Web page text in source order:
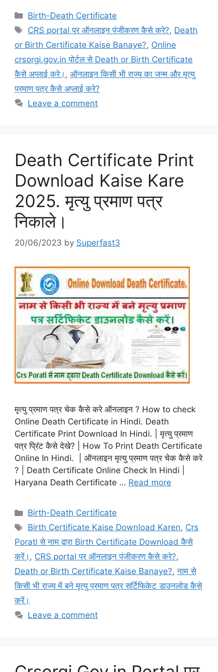
Categories
Birth-Death Certificate
Tags
CRS portal पर ऑनलाइन पंजीकरण कैसे करे?, Death
or Birth Certificate Kaise Banaye?, Online
crsorgi.gov.in पोर्टल से Death or Birth Certificate
कैसे अप्लाई करे। , ऑनलाइन किसी भी राज्य का जन्म और मृत्यु
प्रमाण पत्र कैसे अप्लाई करे?
Leave a comment
Death Certificate Print
Download Kaise Kare
2025. मृत्यु प्रमाण पत्र
निकाले।
20/06/2023 by Superfast3
मृत्यु प्रमाण पत्र चेक कैसे करे ऑनलाइन ? How to check
Online Death Certificate in Hindi. Death
Certificate Print Download In Hindi. | मृत्यु प्रमाण
पत्र प्रिंट कैसे देखे? | How To Print Death Certificate
Online In Hindi. | ऑनलाइन मृत्यु प्रमाण पत्र चेक कैसे करे
? | Death Certificate Online Check In Hindi |
Haryana Death Certificate … Read more
Categories
Birth-Death Certificate
Tags
Birth Certificate Kaise Download Karen, Crs
Poratl से नाम द्वारा Birth Certificate Download कैसे
करें। , CRS portal पर ऑनलाइन पंजीकरण कैसे करे?,
Death or Birth Certificate Kaise Banaye?,नाम से
किसी भी राज्य में बने मृत्यु प्रमाण पत्र सर्टिफिकेट डाउनलोड कैसे
करें।
Leave a comment